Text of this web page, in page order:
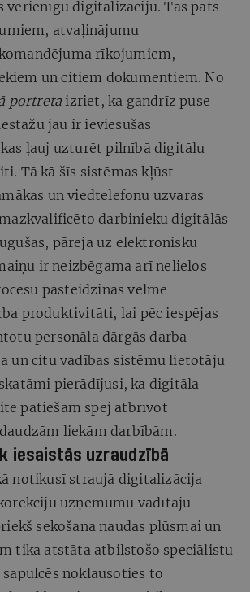
vērienīgu digitalizāciju. Tas pats
atvaļinājumu
rīkojumiem,
un citiem dokumentiem. No
portreta izriet, ka gandrīz puse
jau ir ieviesušas
ļauj uzturēt pilnībā digitālu
Tā kā šīs sistēmas kļūst
un viedtelefonu uzvaras
darbinieku digitālās
pāreja uz elektronisku
ir neizbēgama arī nelielos
pasteidzinās vēlme
produktivitāti, lai pēc iespējas
personāla dārgās darba
un citu vadības sistēmu lietotāju
pierādījusi, ka digitāla
patiešām spēj atbrīvot
liekām darbībām.
iesaistās uzraudzībā
notikusī straujā digitalizācija
uzņēmumu vadītāju
sekošana naudas plūsmai un
tika atstāta atbilstošo speciālistu
noklausoties to